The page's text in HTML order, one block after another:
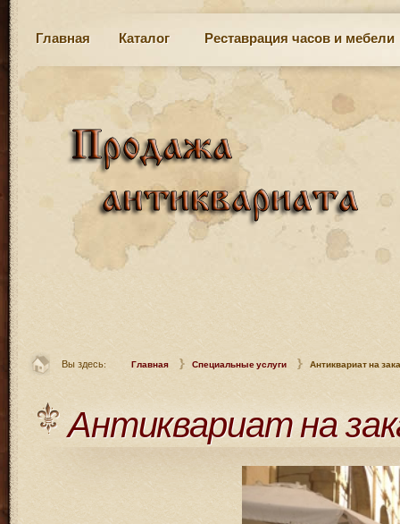
Главная Каталог Реставрация часов и мебели
Вы здесь: Главная Специальные услуги Антиквариат на
Антиквариат на